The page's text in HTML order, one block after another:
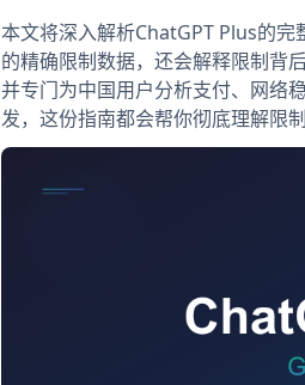
本文将深入解析ChatGPT Plus的
的精确限制数据，还会解释限制背
并专门为中国用户分析支付、网络
发，这份指南都会帮你彻底理解限